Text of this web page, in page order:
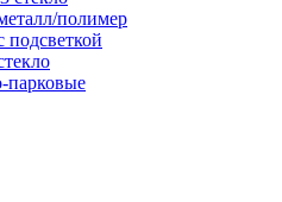
полимер
парковые